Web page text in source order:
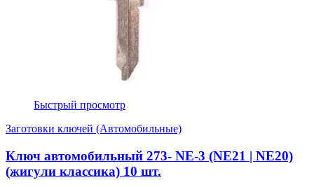
Быстрый просмотр
Заготовки ключей (Автомобильные)
Ключ автомобильный 273- NE-3 (NE21 | NE20)
(жигули классика) 10 шт.